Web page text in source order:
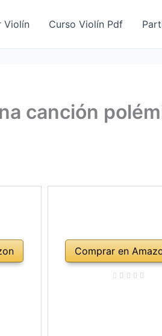
Violín Curso Violín Pdf
canción
Comprar en